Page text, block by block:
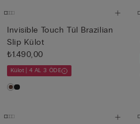
Invisible Touch Tül Brazilian
Slip Külot
₺1.490,00
Külot | 4 AL 3 ÖDE